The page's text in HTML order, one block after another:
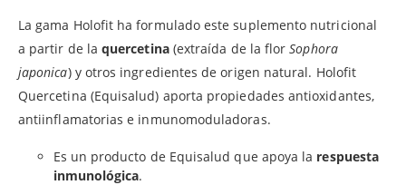
La gama Holofit ha formulado este suplemento nutricional
a partir de laquercetina(extraída de la florSophora
japonica) y otros ingredientes de origen natural. Holofit
Quercetina (Equisalud) aporta propiedades antioxidantes,
antiinflamatorias e inmunomoduladoras.
Es un producto de Equisalud que apoya la respuesta
inmunológica.